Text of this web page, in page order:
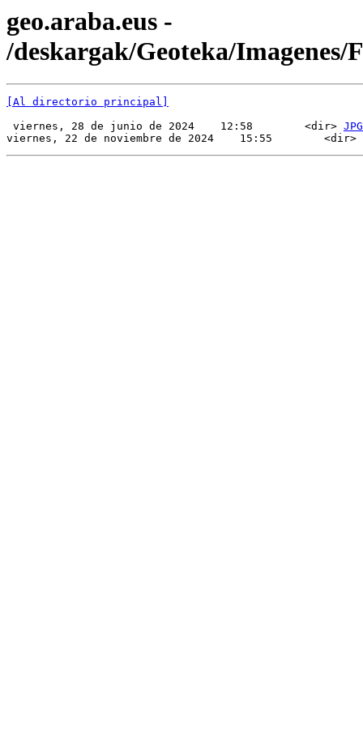
geo.araba.eus -
/deskargak/Geoteka/Imagenes/
[Al directorio principal]
viernes, 28 de junio de 2024    12:58        <dir> JPG
viernes, 22 de noviembre de 2024    15:55        <dir>